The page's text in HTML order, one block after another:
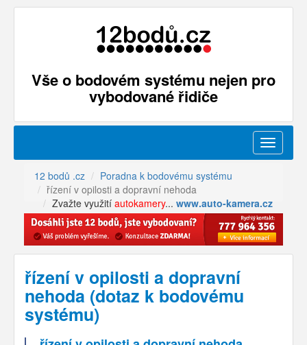
Vše o bodovém systému nejen pro
vybodované řidiče
Menu
12 bodů .cz
Poradna k bodovému systému
řízení v opilosti a dopravní nehoda
Zvažte využití autokamery... www.auto-kamera.cz
řízení v opilosti a dopravní
nehoda (dotaz k bodovému
systému)